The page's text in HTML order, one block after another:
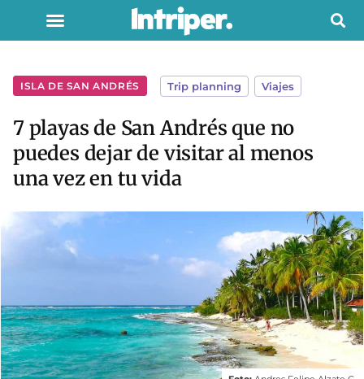
ISLA DE SAN ANDRÉS Trip planning Viajes
7 playas de San Andrés que no
puedes dejar de visitar al menos
una vez en tu vida